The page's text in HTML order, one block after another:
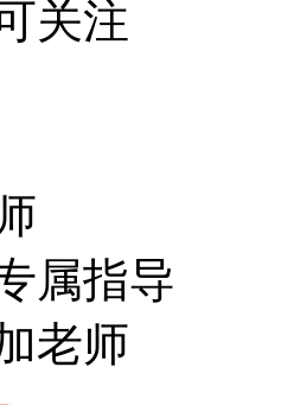
关注
属指导
老师